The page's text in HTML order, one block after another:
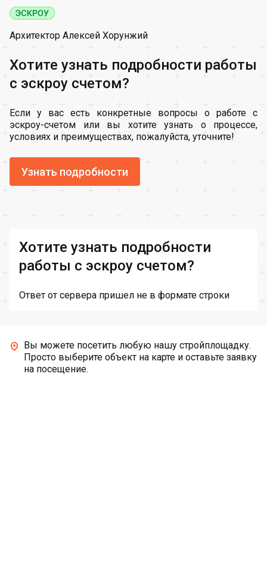
Архитектор Алексей Хорунжий
Хотите узнать подробности работы
с эскроу счетом?
Если у вас есть конкретные вопросы о работе с
эскроу-счетом или вы хотите узнать о процессе,
условиях и преимуществах, пожалуйста, уточните!
Узнать подробности
Хотите узнать подробности
работы с эскроу счетом?
Ответ от сервера пришел не в формате строки
Вы можете посетить любую нашу стройплощадку.
Просто выберите объект на карте и оставьте заявку
на посещение.